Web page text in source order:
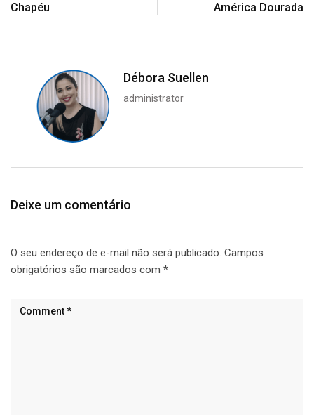
Chapéu
América Dourada
Débora Suellen
administrator
Deixe um comentário
O seu endereço de e-mail não será publicado. Campos
obrigatórios são marcados com *